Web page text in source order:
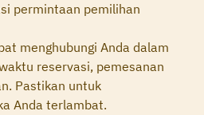
permintaan pemilihan
menghubungi Anda dalam
reservasi, pemesanan
Pastikan untuk
Anda terlambat.